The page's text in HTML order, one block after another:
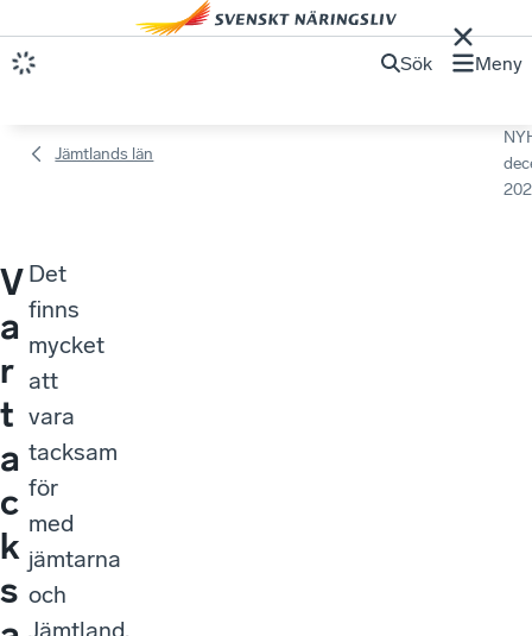
Sök Meny
Jämtlands län
V
a
r
t
a
c
k
s
Det
finns
mycket
att
vara
tacksam
för
med
jämtarna
och
Jämtland.